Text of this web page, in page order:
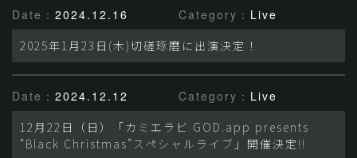
Date： 2024.12.16 Category： Live
2025年1月23日(木)切磋琢磨に出演決定！
Date： 2024.12.12 Category： Live
12月22日（日）「カミエラビ GOD.app presents
“Black Christmas”スペシャルライブ」開催決定!!